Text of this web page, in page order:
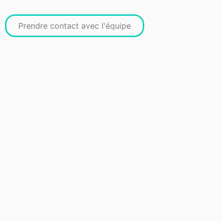
Prendre contact avec l'équipe